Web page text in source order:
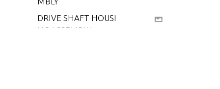
DRIVE SHAFT HOUSI
NG ASSEMBLY